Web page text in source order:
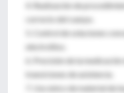
4. Realización de
correcto del cuerpo.
5. Control de soluciones
electrolitos.
6. Precisión de la
transiciones de asistencia.
7. Uso único de material de